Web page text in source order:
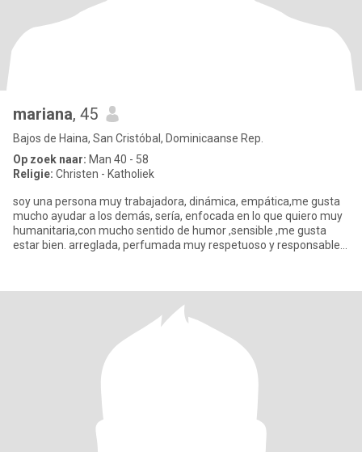
mariana, 45
Bajos de Haina, San Cristóbal, Dominicaanse Rep.
Op zoek naar: Man 40 - 58
Religie: Christen - Katholiek
soy una persona muy trabajadora, dinámica, empática,me gusta
mucho ayudar a los demás, sería, enfocada en lo que quiero muy
humanitaria,con mucho sentido de humor ,sensible ,me gusta
estar bien. arreglada, perfumada muy respetuoso y responsable,